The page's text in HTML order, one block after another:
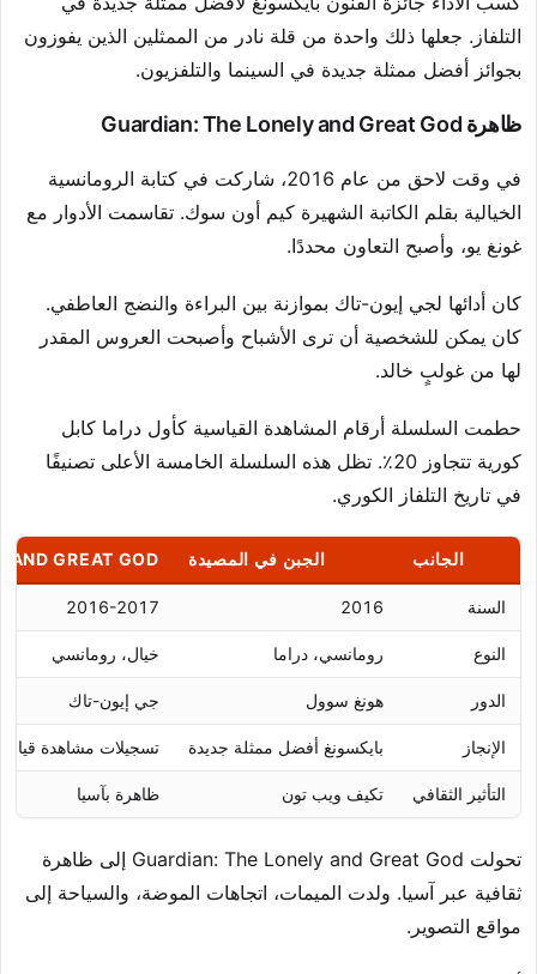
التلفاز. جعلها ذلك واحدة من قلة نادر من الممثلين الذين يفوزون
بجوائز أفضل ممثلة جديدة في السينما والتلفزيون.
ظاهرة Guardian: The Lonely and Great God
في وقت لاحق من عام 2016، شاركت في كتابة الرومانسية
الخيالية بقلم الكاتبة الشهيرة كيم أون سوك. تقاسمت الأدوار مع
غونغ يو، وأصبح التعاون محددًا.
كان أدائها لجي إيون-تاك بموازنة بين البراءة والنضج العاطفي.
كان يمكن للشخصية أن ترى الأشباح وأصبحت العروس المقدر
لها من غولبٍ خالد.
حطمت السلسلة أرقام المشاهدة القياسية كأول دراما كابل
كورية تتجاوز 20٪. تظل هذه السلسلة الخامسة الأعلى تصنيفًا
في تاريخ التلفاز الكوري.
الجانب الجبن في المصيدة AND GREAT GOD
السنة 2016
2016-2017
النوع رومانسي، دراما خيال، رومانسي
الدور هونغ سوول جي إيون-تاك
الإنجاز بايكسونغ أفضل ممثلة جديدة تسجيلات مشاهدة
التأثير الثقافي تكيف ويب تون ظاهرة بآسيا
تحولت Guardian: The Lonely and Great God إلى ظاهرة
ثقافية عبر آسيا. ولدت الميمات، اتجاهات الموضة، والسياحة إلى
مواقع التصوير.